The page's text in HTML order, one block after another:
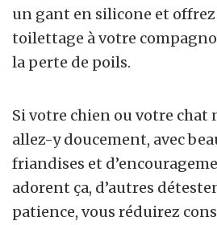
un gant en silicone et offrez
toilettage à votre
la perte de poils.
Si votre chien ou votre chat
allez-y doucement, avec
friandises et
adorent ça, d’autres
patience, vous réduirez